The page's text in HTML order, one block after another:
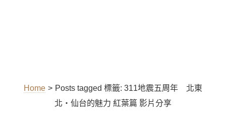
Home > Posts tagged 標籤: 311地震五周年 北東
北・仙台的魅力 紅葉篇 影片分享